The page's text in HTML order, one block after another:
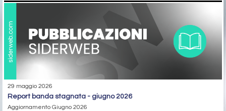
29 maggio 2026
report banda stagnata - giugno 2026
Aggiornamento Giugno 2026